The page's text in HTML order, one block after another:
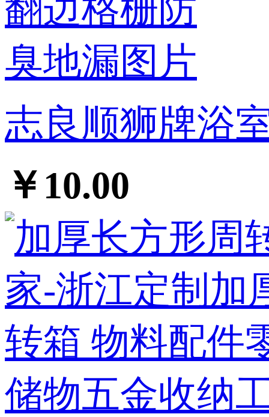
志良顺狮牌浴
￥10.00